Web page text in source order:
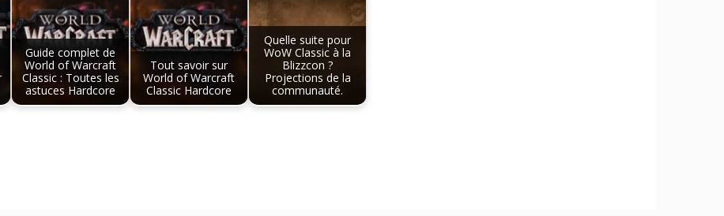
Guide complet de
World of Warcraft
Classic : Toutes les
astuces Hardcore
Tout savoir sur
World of Warcraft
Classic Hardcore
Quelle suite pour
WoW Classic à la
Blizzcon ?
Projections de la
communauté.